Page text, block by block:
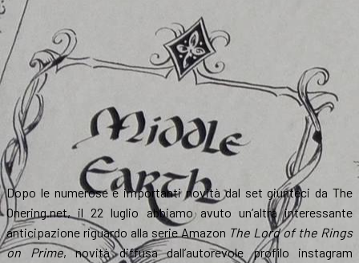
Dopo le numerose e importanti novità dal set giunteci da The
Onering.net, il 22 luglio abbiamo avuto un’altra interessante
anticipazione riguardo alla serie Amazon The Lord of the Rings
on Prime, novità diffusa dall’autorevole profilo instagram